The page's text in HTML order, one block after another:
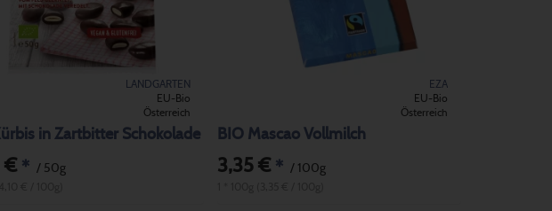
LANDGARTEN
EU-Bio
Österreich
in Zartbitter Schokolade
€* / 50g
EZA
EU-Bio
Österreich
BIO Mascao Vollmilch
3,35 € * / 100g